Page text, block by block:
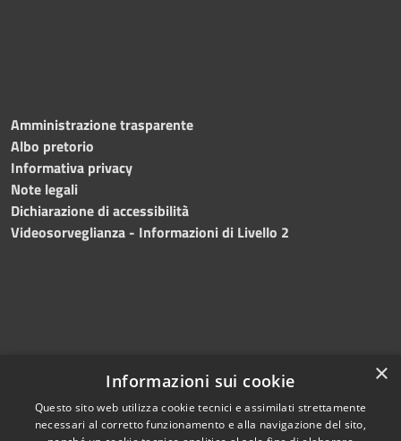
Amministrazione trasparente
Albo pretorio
Informativa privacy
Note legali
Dichiarazione di accessibilità
Videosorveglianza - Informazioni di Livello 2
×
Informazioni sui cookie
Questo sito web utilizza cookie tecnici e assimilati strettamente
necessari al corretto funzionamento e alla navigazione del sito,